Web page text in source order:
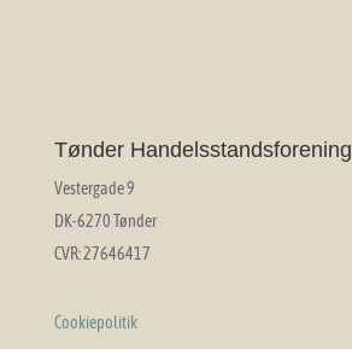
Tønder Handelsstandsforening
Vestergade 9
DK-6270 Tønder
CVR: 27646417
Cookiepolitik